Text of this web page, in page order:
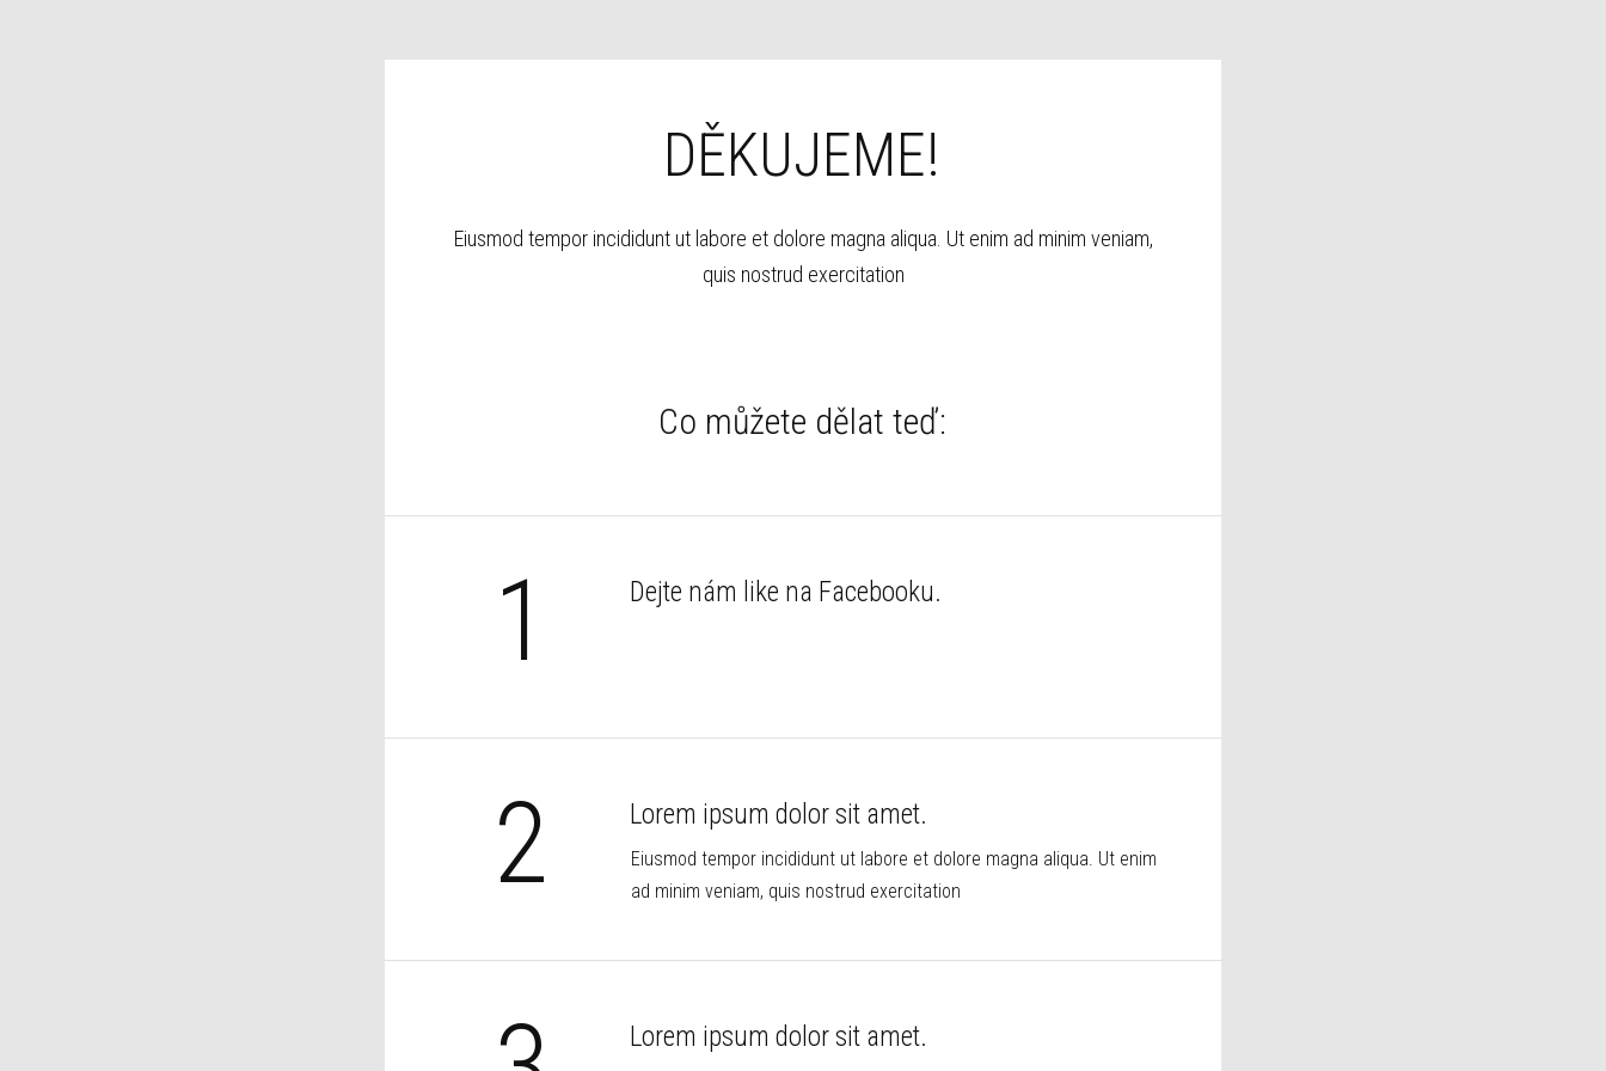
DĚKUJEME!
Eiusmod tempor incididunt ut labore et dolore magna aliqua. Ut enim ad minim veniam,
quis nostrud exercitation
Co můžete dělat teď:
1 Dejte nám like na Facebooku.
2 Lorem ipsum dolor sit amet.
Eiusmod tempor incididunt ut labore et dolore magna aliqua. Ut enim
ad minim veniam, quis nostrud exercitation
Lorem ipsum dolor sit amet.